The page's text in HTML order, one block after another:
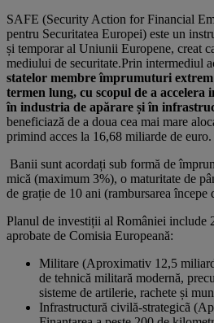
SAFE (Security Action for Financial
pentru Securitatea Europei) este un
și temporar al Uniunii Europene, creat
mediului de securitate.Prin intermediul
statelor membre împrumuturi extrem
termen lung, cu scopul de a accelera
în industria de apărare și în
beneficiază de a doua cea mai mare
primind acces la 16,68 miliarde de euro.
Banii sunt acordați sub formă de
mică (maximum 3%), o maturitate de
de grație de 10 ani (rambursarea începe
Planul de investiții al României include
aprobate de Comisia Europeană:
Militare (Aproximativ 12,5
de tehnică militară modernă,
sisteme de artilerie, rachete și
Infrastructură civilă-strategicã